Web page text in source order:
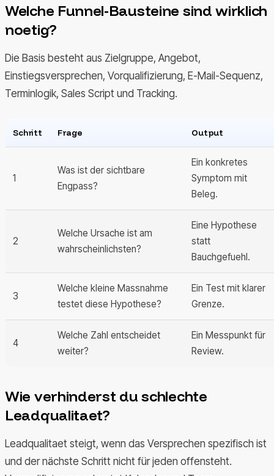
Welche Funnel-Bausteine sind wirklich
noetig?
Die Basis besteht aus Zielgruppe, Angebot,
Einstiegsversprechen, Vorqualifizierung, E-Mail-Sequenz,
Terminlogik, Sales Script und Tracking.
Schritt Frage Output
1
Was ist der sichtbare
Engpass?
Ein konkretes
Symptom mit
Beleg.
2
Welche Ursache ist am
wahrscheinlichsten?
Eine Hypothese
statt
Bauchgefuehl.
3
Welche kleine Massnahme
testet diese Hypothese?
Ein Test mit klarer
Grenze.
4
Welche Zahl entscheidet
weiter?
Ein Messpunkt für
Review.
Wie verhinderst du schlechte
Leadqualitaet?
Leadqualitaet steigt, wenn das Versprechen spezifisch ist
und der nächste Schritt nicht für jeden offensteht.